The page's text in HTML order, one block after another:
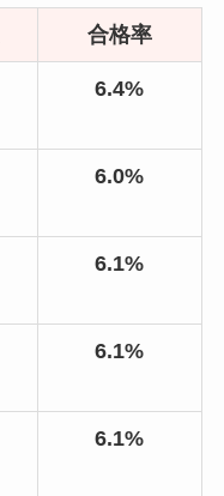
合格率
6.4%
6.0%
6.1%
6.1%
6.1%